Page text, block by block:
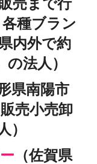
種ブラン
内外で約
法人）
県南陽市
売小売卸
）
（佐賀県